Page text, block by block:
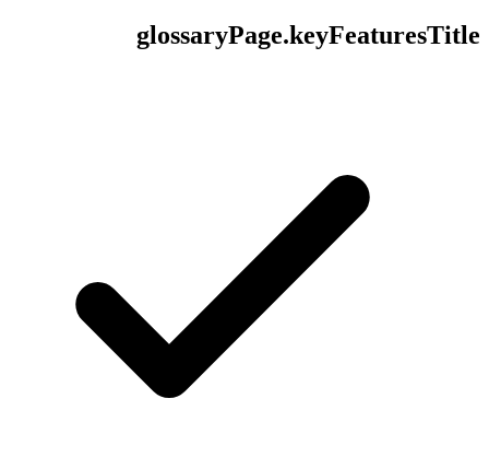
glossaryPage.keyFeaturesTitle